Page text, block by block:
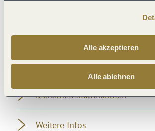
Alle akzeptieren
Alle ablehnen
Fremdsprachen
Lage
Sicherheitsmaßnahmen
Weitere Infos